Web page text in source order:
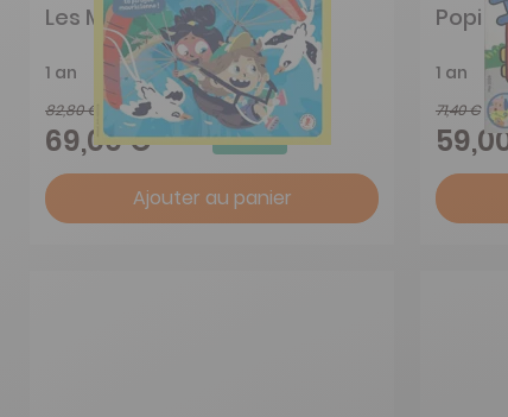
Les Mini Mondes 4 à 7 ans
1 an
82,80 €
69,00 € -17%
Ajouter au panier
Popi
1 an
71,40 €